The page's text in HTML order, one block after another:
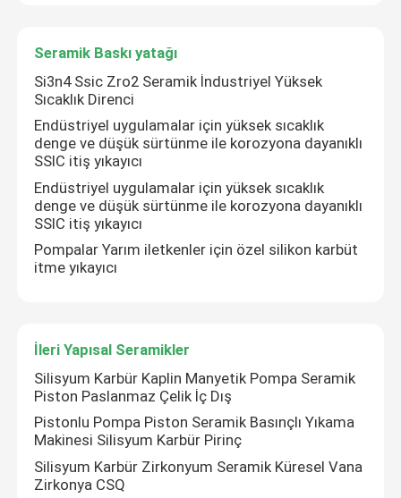
SG Gösterisi
Hakkımızda
Fabrika turu
Kalite kontrol
Bir teklif isteği
Seramik Bilyalı Rulmanlar
608 Seramik Rulmanlar
Seramik Baskı yatağı
Si3n4 Ssic Zro2 Seramik İndustriyel Yüksek
Sıcaklık Direnci
Endüstriyel uygulamalar için yüksek sıcaklık
denge ve düşük sürtünme ile korozyona dayanıklı
SSIC itiş yıkayıcı
Endüstriyel uygulamalar için yüksek sıcaklık
denge ve düşük sürtünme ile korozyona dayanıklı
SSIC itiş yıkayıcı
Pompalar Yarım iletkenler için özel silikon karbüt
itme yıkayıcı
İleri Yapısal Seramikler
Silisyum Karbür Kaplin Manyetik Pompa Seramik
Piston Paslanmaz Çelik İç Dış
Pistonlu Pompa Piston Seramik Basınçlı Yıkama
Makinesi Silisyum Karbür Pirinç
Silisyum Karbür Zirkonyum Seramik Küresel Vana
Zirkonya CSQ